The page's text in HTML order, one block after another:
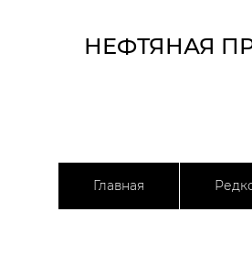
НЕФТЯНАЯ
Главная